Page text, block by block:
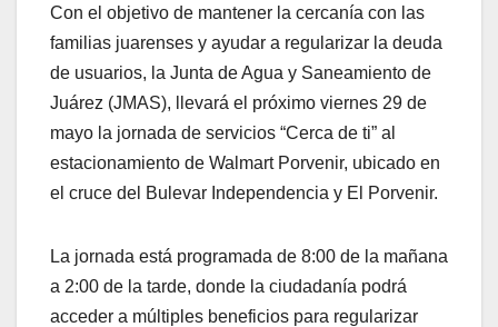
Con el objetivo de mantener la cercanía con las
familias juarenses y ayudar a regularizar la deuda
de usuarios, la Junta de Agua y Saneamiento de
Juárez (JMAS), llevará el próximo viernes 29 de
mayo la jornada de servicios “Cerca de ti” al
estacionamiento de Walmart Porvenir, ubicado en
el cruce del Bulevar Independencia y El Porvenir.
La jornada está programada de 8:00 de la mañana
a 2:00 de la tarde, donde la ciudadanía podrá
acceder a múltiples beneficios para regularizar